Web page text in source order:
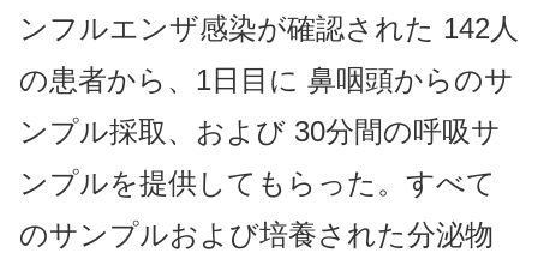
ンフルエンザ感染が確認された 142人
の患者から、1日目に 鼻咽頭からのサ
ンプル採取、および 30分間の呼吸サ
ンプルを提供してもらった。すべて
のサンプルおよび培養された分泌物